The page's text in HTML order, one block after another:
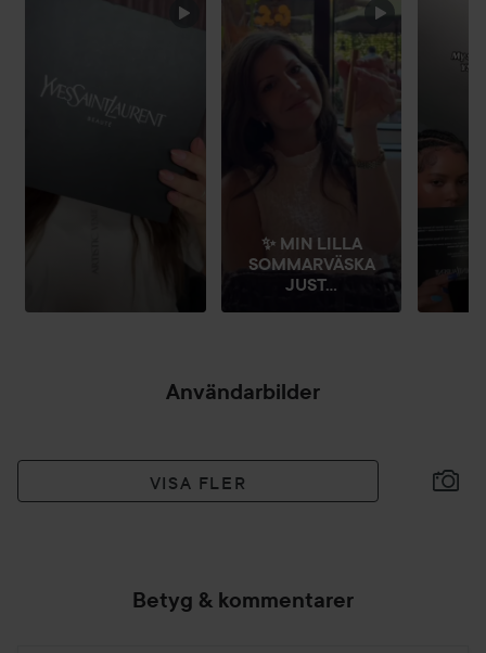
HOPPA ÖVER SEKTIONEN
✨ MIN LILLA
SOMMARVÄSKA
JUST...
Användarbilder
VISA FLER
Betyg & kommentarer